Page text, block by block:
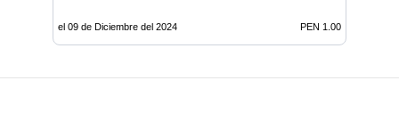
el 09 de Diciembre del 2024 PEN 1.00